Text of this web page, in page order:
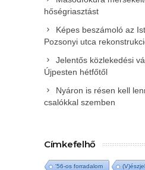
hőségriasztást
Képes beszámoló az
Pozsonyi utca
Jelentős közlekedési
Újpesten hétfőtől
Nyáron is résen kell
csalókkal szemben
Címkefelhő
'56-os forradalom